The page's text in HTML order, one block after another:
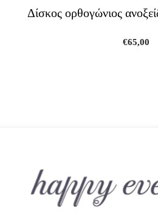
Δίσκος ορθογώνιος
€65,00